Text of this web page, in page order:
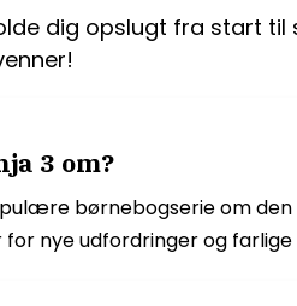
dig opslugt fra start
3 om?
børnebogserie om
nye udfordringer og